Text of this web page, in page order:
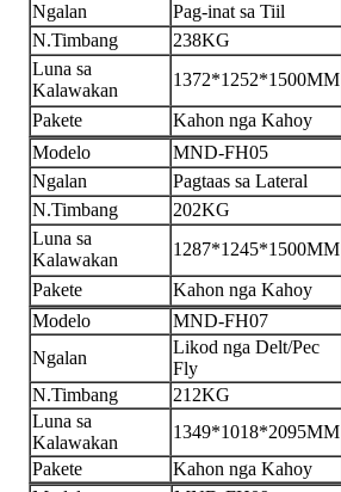
Ngalan
Pag-inat sa Tiil
N.Timbang
238KG
Luna sa
Kalawakan
1372*1252*1500MM
Pakete
Kahon nga Kahoy
Modelo
MND-FH05
Ngalan
Pagtaas sa Lateral
N.Timbang
202KG
Luna sa
Kalawakan
1287*1245*1500MM
Pakete
Kahon nga Kahoy
Modelo
MND-FH07
Ngalan
Likod nga Delt/Pec
Fly
N.Timbang
212KG
Luna sa
Kalawakan
1349*1018*2095MM
Pakete
Kahon nga Kahoy